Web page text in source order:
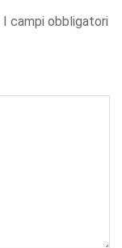
I campi obbligatori